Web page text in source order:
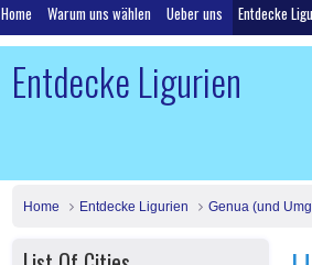
Home Warum uns wählen Ueber uns Entdecke
Entdecke Ligurien
Home Entdecke Ligurien Genua (und